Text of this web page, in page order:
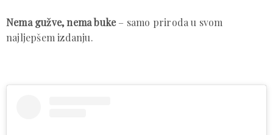
Nema gužve, nema buke– samo priroda u svom
najljepšem izdanju.